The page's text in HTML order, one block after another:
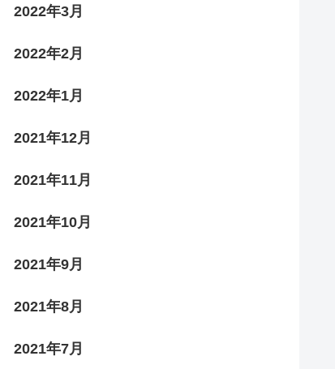
2022年3月
2022年2月
2022年1月
2021年12月
2021年11月
2021年10月
2021年9月
2021年8月
2021年7月